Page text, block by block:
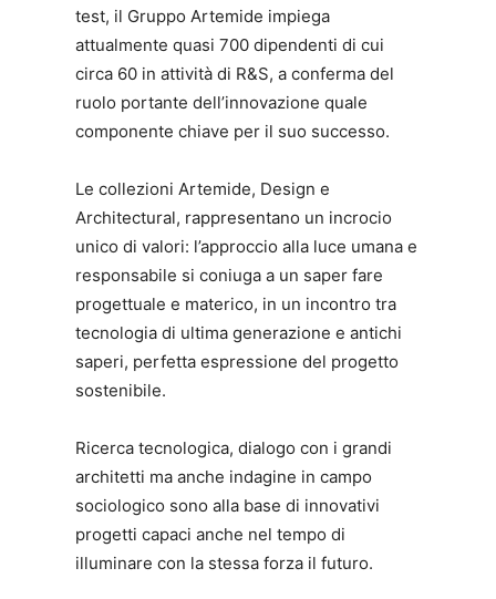
test, il Gruppo Artemide impiega
attualmente quasi 700 dipendenti di cui
circa 60 in attività di R&S, a conferma del
ruolo portante dell’innovazione quale
componente chiave per il suo successo.
Le collezioni Artemide, Design e
Architectural, rappresentano un incrocio
unico di valori: l’approccio alla luce umana e
responsabile si coniuga a un saper fare
progettuale e materico, in un incontro tra
tecnologia di ultima generazione e antichi
saperi, perfetta espressione del progetto
sostenibile.
Ricerca tecnologica, dialogo con i grandi
architetti ma anche indagine in campo
sociologico sono alla base di innovativi
progetti capaci anche nel tempo di
illuminare con la stessa forza il futuro.